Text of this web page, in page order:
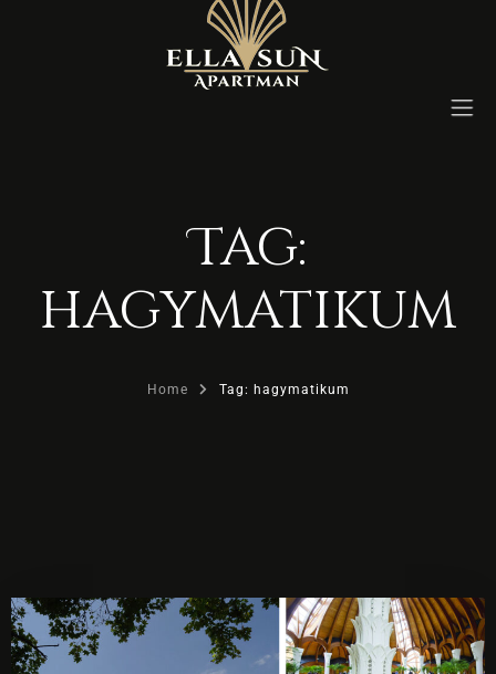
Kezdőlap
Rólunk
Blog
FOGLALÁS
Tag:
hagymatikum
Home Tag: hagymatikum